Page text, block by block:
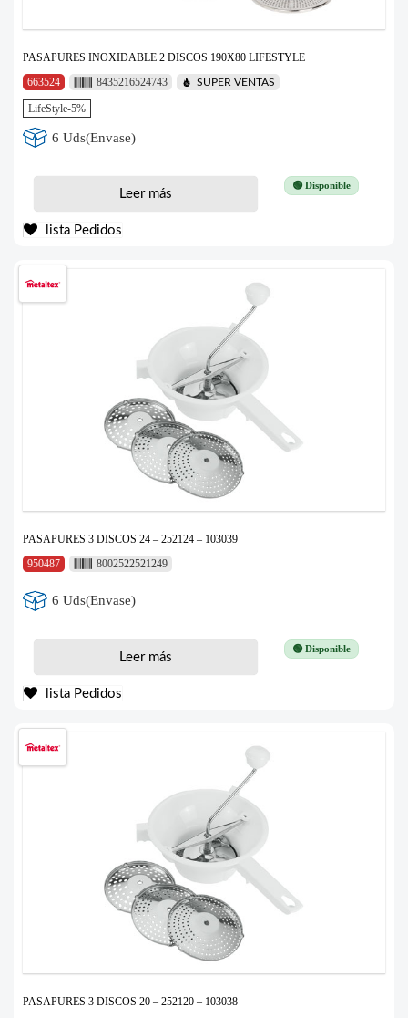
PASAPURES INOXIDABLE 2 DISCOS 190X80 LIFESTYLE
663524
8435216524743 SUPER VENTAS
LifeStyle-5%
6 Uds(Envase)
🟢 Disponible
Leer más
lista Pedidos
PASAPURES 3 DISCOS 24 – 252124 – 103039
950487
8002522521249
6 Uds(Envase)
🟢 Disponible
Leer más
lista Pedidos
PASAPURES 3 DISCOS 20 – 252120 – 103038